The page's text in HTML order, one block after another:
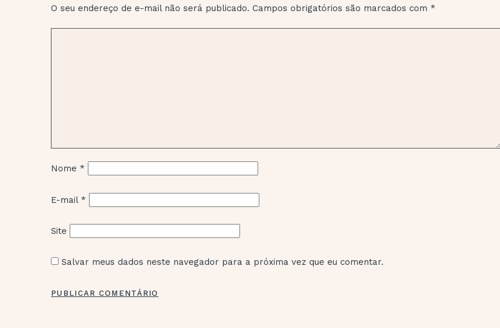
O seu endereço de e-mail não será publicado. Campos obrigatórios são marcados com *
Nome *
E-mail *
Site
Salvar meus dados neste navegador para a próxima vez que eu comentar.